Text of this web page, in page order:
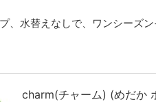
、水替えなしで、ワンシーズ
charm(チャーム) (めだか